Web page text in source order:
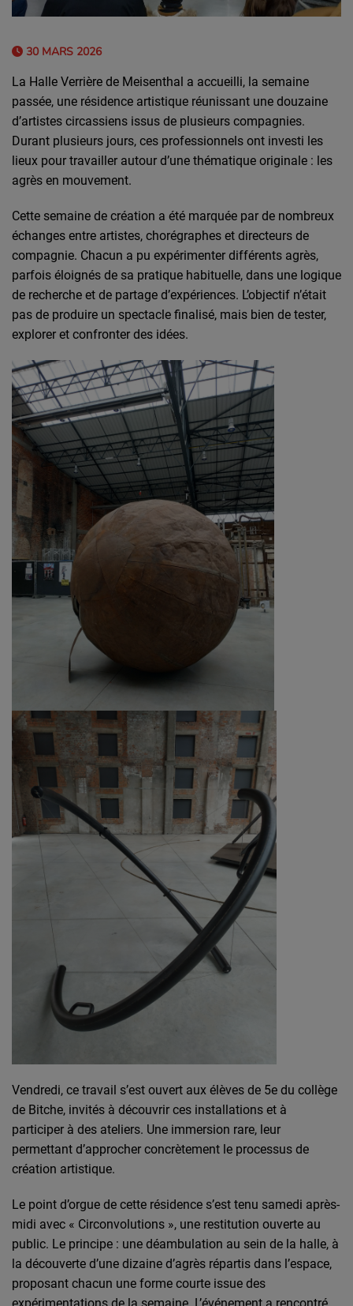
30 MARS 2026
La Halle Verrière de Meisenthal a accueilli, la semaine
passée, une résidence artistique réunissant une douzaine
d’artistes circassiens issus de plusieurs compagnies.
Durant plusieurs jours, ces professionnels ont investi les
lieux pour travailler autour d’une thématique originale : les
agrès en mouvement.
Cette semaine de création a été marquée par de nombreux
échanges entre artistes, chorégraphes et directeurs de
compagnie. Chacun a pu expérimenter différents agrès,
parfois éloignés de sa pratique habituelle, dans une logique
de recherche et de partage d’expériences. L’objectif n’était
pas de produire un spectacle finalisé, mais bien de tester,
explorer et confronter des idées.
Vendredi, ce travail s’est ouvert aux élèves de 5e du collège
de Bitche, invités à découvrir ces installations et à
participer à des ateliers. Une immersion rare, leur
permettant d’approcher concrètement le processus de
création artistique.
Le point d’orgue de cette résidence s’est tenu samedi après-
midi avec « Circonvolutions », une restitution ouverte au
public. Le principe : une déambulation au sein de la halle, à
la découverte d’une dizaine d’agrès répartis dans l’espace,
proposant chacun une forme courte issue des